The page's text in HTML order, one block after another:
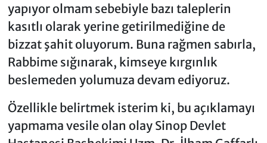
yapıyor olmam sebebiyle bazı taleplerin
kasıtlı olarak yerine getirilmediğine de
bizzat şahit oluyorum. Buna rağmen sabırla,
Rabbime sığınarak, kimseye kırgınlık
beslemeden yolumuza devam ediyoruz.
Özellikle belirtmek isterim ki, bu açıklamayı
yapmama vesile olan olay Sinop Devlet